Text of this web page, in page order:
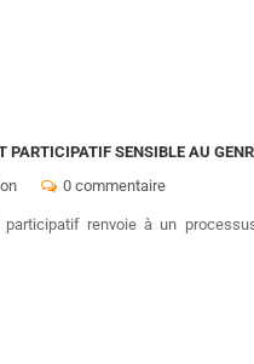
SENSIBLE AU
0 commentaire
renvoie à un